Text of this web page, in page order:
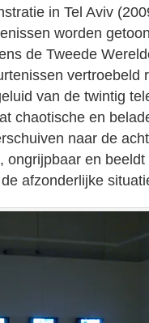
in Tel Aviv
worden
de Tweede
vertroebeld
van de twintig
chaotische en
naar de
ongrijpbaar en
afzonderlijke